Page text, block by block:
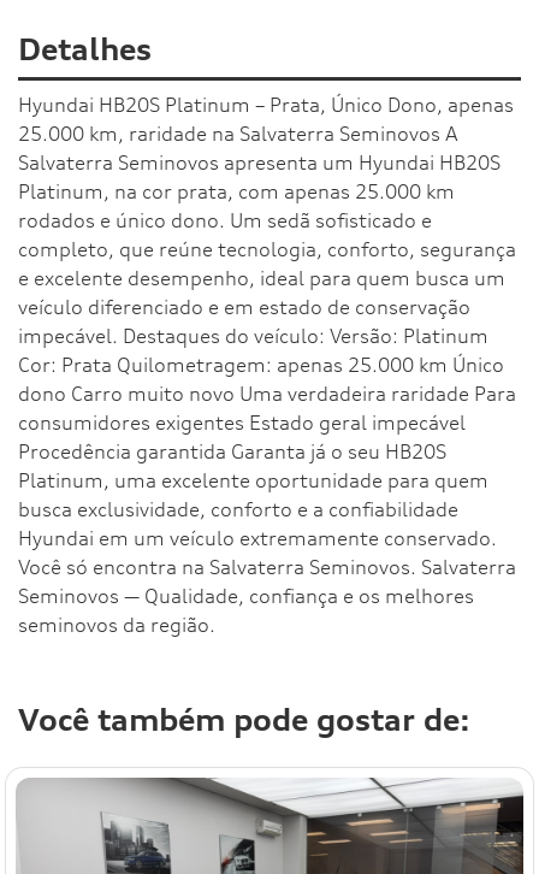
Detalhes
Hyundai HB20S Platinum – Prata, Único Dono, apenas
25.000 km, raridade na Salvaterra Seminovos A
Salvaterra Seminovos apresenta um Hyundai HB20S
Platinum, na cor prata, com apenas 25.000 km
rodados e único dono. Um sedã sofisticado e
completo, que reúne tecnologia, conforto, segurança
e excelente desempenho, ideal para quem busca um
veículo diferenciado e em estado de conservação
impecável. Destaques do veículo: Versão: Platinum
Cor: Prata Quilometragem: apenas 25.000 km Único
dono Carro muito novo Uma verdadeira raridade Para
consumidores exigentes Estado geral impecável
Procedência garantida Garanta já o seu HB20S
Platinum, uma excelente oportunidade para quem
busca exclusividade, conforto e a confiabilidade
Hyundai em um veículo extremamente conservado.
Você só encontra na Salvaterra Seminovos. Salvaterra
Seminovos — Qualidade, confiança e os melhores
seminovos da região.
Você também pode gostar de: